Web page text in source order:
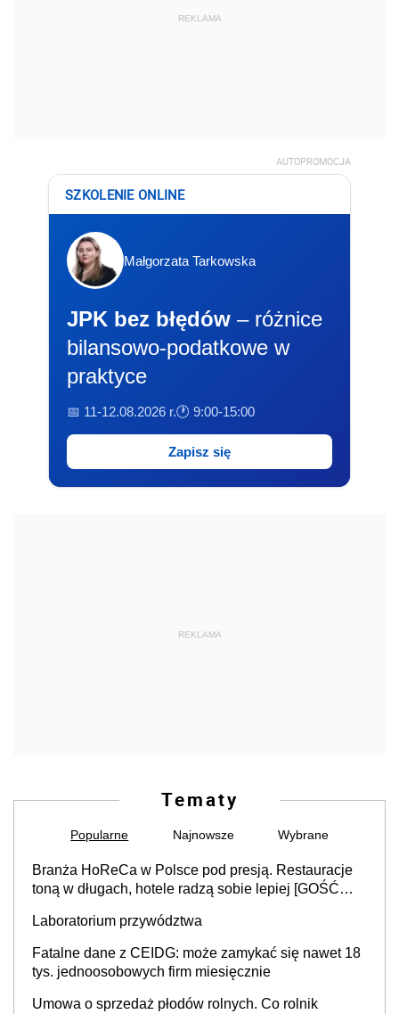
REKLAMA
AUTOPROMOCJA
SZKOLENIE ONLINE
Małgorzata Tarkowska
JPK bez błędów – różnice
bilansowo-podatkowe w
praktyce
📅 11-12.08.2026 r.🕐 9:00-15:00
Zapisz się
REKLAMA
Tematy
Popularne Najnowsze Wybrane
Branża HoReCa w Polsce pod presją. Restauracje
toną w długach, hotele radzą sobie lepiej [GOŚĆ
Laboratorium przywództwa
Fatalne dane z CEIDG: może zamykać się nawet 18
tys. jednoosobowych firm miesięcznie
Umowa o sprzedaż płodów rolnych. Co rolnik